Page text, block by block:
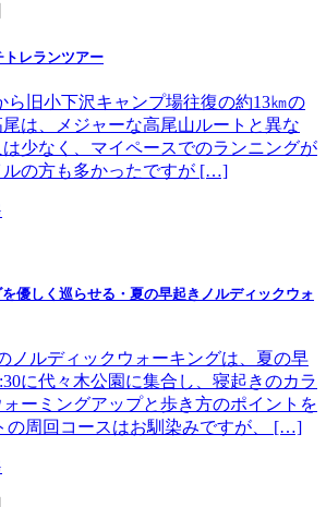
トレランツアー
ら旧小下沢キャンプ場往復の約13㎞の
は、メジャーな高尾山ルートと異な
少なく、マイペースでのランニングが
ルの方も多かったですが […]
を優しく巡らせる・夏の早起きノルディックウォ
ノルディックウォーキングは、夏の早
に代々木公園に集合し、寝起きのカラ
ーミングアップと歩き方のポイントを
の周回コースはお馴染みですが、 […]